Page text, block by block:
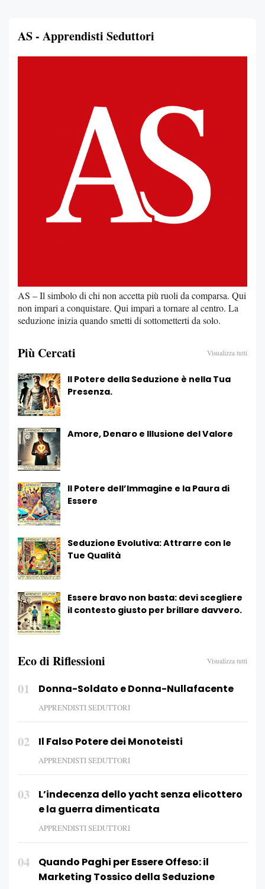
AS - Apprendisti Seduttori
AS – Il simbolo di chi non accetta più ruoli da comparsa. Qui
non impari a conquistare. Qui impari a tornare al centro. La
seduzione inizia quando smetti di sottometterti da solo.
Più Cercati Visualizza tutti
Il Potere della Seduzione è nella Tua
Presenza.
Amore, Denaro e Illusione del Valore
Il Potere dell’Immagine e la Paura di
Essere
Seduzione Evolutiva: Attrarre con le
Tue Qualità
Essere bravo non basta: devi scegliere
il contesto giusto per brillare davvero.
Eco di Riflessioni Visualizza tutti
01 Donna-Soldato e Donna-Nullafacente
APPRENDISTI SEDUTTORI
02 Il Falso Potere dei Monoteisti
APPRENDISTI SEDUTTORI
03
L’indecenza dello yacht senza elicottero
e la guerra dimenticata
APPRENDISTI SEDUTTORI
04
Quando Paghi per Essere Offeso: il
Marketing Tossico della Seduzione